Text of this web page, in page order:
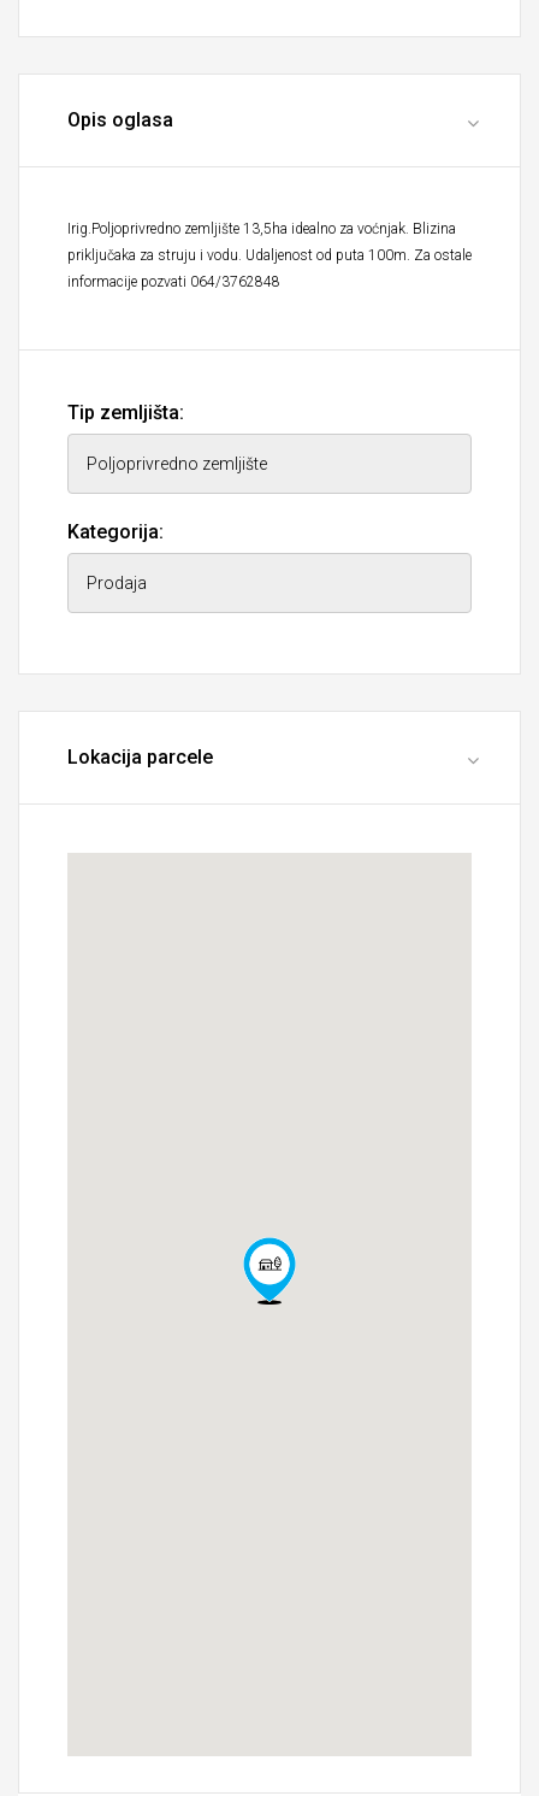
Opis oglasa
Irig.Poljoprivredno zemljište 13,5ha idealno za voćnjak. Blizina
priključaka za struju i vodu. Udaljenost od puta 100m. Za ostale
informacije pozvati 064/3762848
Tip zemljišta:
Kategorija:
Lokacija parcele